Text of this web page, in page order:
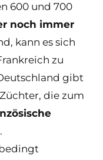
600 und 700
noch immer
kann es sich
zu
gibt
die zum